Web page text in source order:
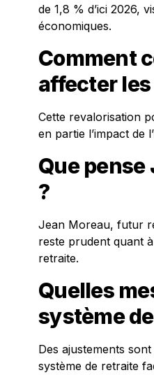
de 1,8 % d’ici 2026,
économiques.
Comment
affecter
Cette revalorisation
en partie l’impact de
Que
?
Jean Moreau, futur
reste prudent quant
retraite.
Quelles
système
Des ajustements
système de retraite